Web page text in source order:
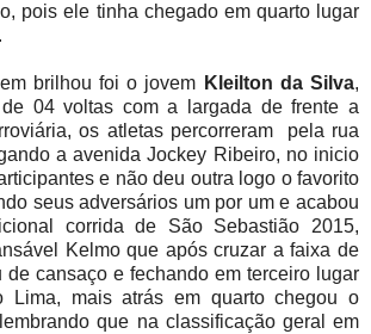
pois ele tinha chegado em quarto lugar
brilhou foi o jovem Kleilton da Silva,
04 voltas com a largada de frente a
os atletas percorreram pela rua
a avenida Jockey Ribeiro, no inicio
e não deu outra logo o favorito
seus adversários um por um e acabou
corrida de São Sebastião 2015,
Kelmo que após cruzar a faixa de
de cansaço e fechando em terceiro lugar
Lima, mais atrás em quarto chegou o
que na classificação geral em